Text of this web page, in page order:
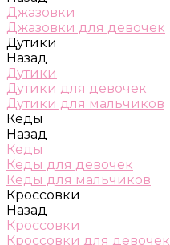
Джазовки
Джазовки для девочек
Дутики
Назад
Дутики
Дутики для девочек
Дутики для мальчиков
Кеды
Назад
Кеды
Кеды для девочек
Кеды для мальчиков
Кроссовки
Назад
Кроссовки
Кроссовки для девочек